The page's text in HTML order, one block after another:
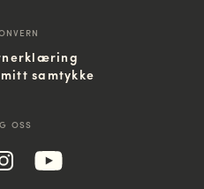
samtykke
OSS